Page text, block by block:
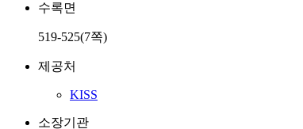
수록면
519-525(7쪽)
제공처
KISS
소장기관